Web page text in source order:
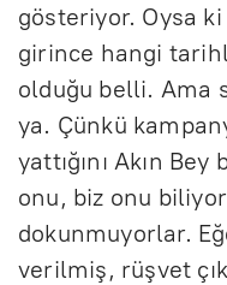
gösteriyor. Oysa
girince hangi
olduğu belli. Ama
ya. Çünkü
yattığını Akın
onu, biz onu
dokunmuyorlar.
verilmiş, rüşvet